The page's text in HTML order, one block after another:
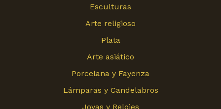
Esculturas
Arte religioso
Plata
Arte asiático
Porcelana y Fayenza
Lámparas y Candelabros
Joyas y Relojes